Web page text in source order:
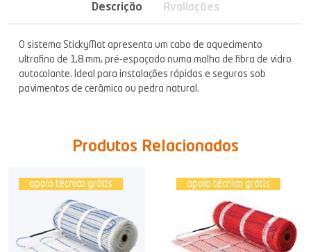
Descrição Avaliações
O sistema StickyMat apresenta um cabo de aquecimento
ultrafino de 1,8 mm, pré-espaçado numa malha de fibra de vidro
autocolante. Ideal para instalações rápidas e seguras sob
pavimentos de cerâmica ou pedra natural.
Produtos Relacionados
apoio técnico grátis apoio técnico grátis